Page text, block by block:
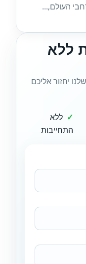
העולם,...
ללא
יחזור אליכם
ללא
התחייבות